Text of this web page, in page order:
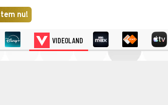
nu!
VIDEOLAND